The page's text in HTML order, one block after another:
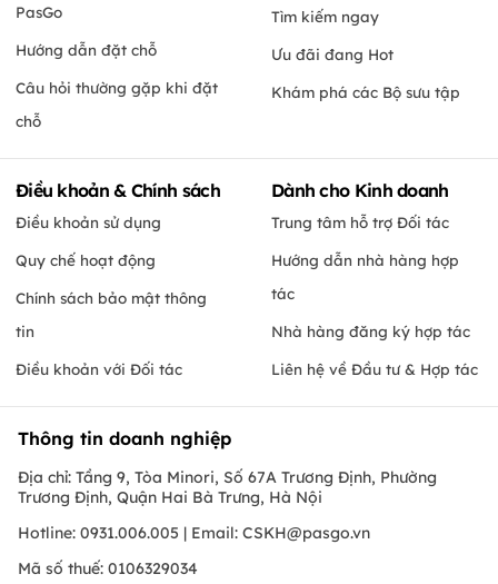
PasGo
Hướng dẫn đặt chỗ
Câu hỏi thường gặp khi đặt
chỗ
Tìm kiếm ngay
Ưu đãi đang Hot
Khám phá các Bộ sưu tập
Điều khoản & Chính sách
Điều khoản sử dụng
Quy chế hoạt động
Chính sách bảo mật thông
tin
Điều khoản với Đối tác
Dành cho Kinh doanh
Trung tâm hỗ trợ Đối tác
Hướng dẫn nhà hàng hợp
tác
Nhà hàng đăng ký hợp tác
Liên hệ về Đầu tư & Hợp tác
Thông tin doanh nghiệp
Địa chỉ: Tầng 9, Tòa Minori, Số 67A Trương Định, Phường
Trương Định, Quận Hai Bà Trưng, Hà Nội
Hotline: 0931.006.005 | Email: CSKH@pasgo.vn
Mã số thuế: 0106329034